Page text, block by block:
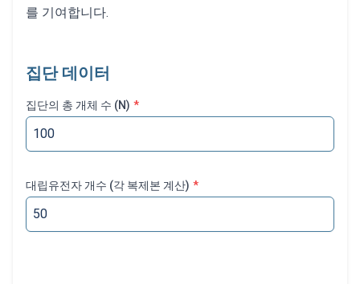
를 기여합니다.
집단 데이터
집단의 총 개체 수 (N) *
대립유전자 개수 (각 복제본 계산) *